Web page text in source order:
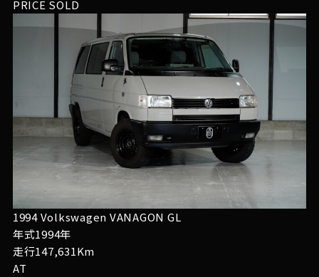
PRICE SOLD
1994 Volkswagen VANAGON GL
年式1994年
走行147,631Km
AT